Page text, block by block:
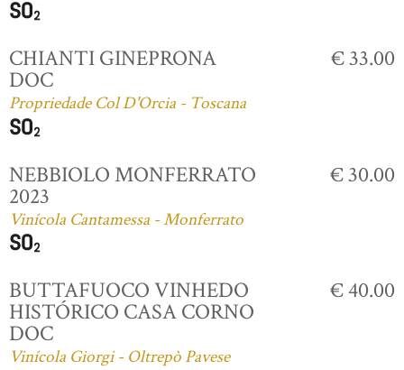
CHIANTI GINEPRONA
DOC
Propriedade Col D'Orcia - Toscana
€ 33.00
NEBBIOLO MONFERRATO
2023
Vinícola Cantamessa - Monferrato
€ 30.00
BUTTAFUOCO VINHEDO
HISTÓRICO CASA CORNO
DOC
Vinícola Giorgi - Oltrepò Pavese
€ 40.00